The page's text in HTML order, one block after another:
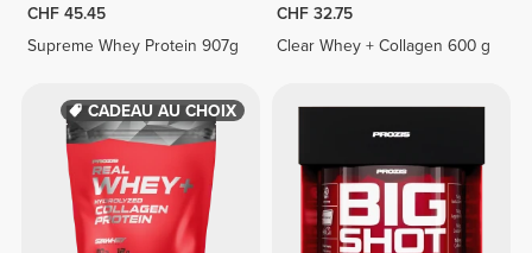
CHF 45.45
Supreme Whey Protein 907g
CHF 32.75
Clear Whey + Collagen 600 g
CADEAU AU CHOIX